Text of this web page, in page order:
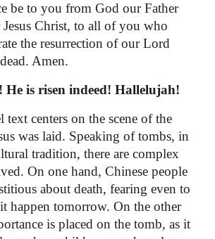
be to you from God our Father
Christ, to all of you who
the resurrection of our Lord
Amen.
He is risen indeed! Hallelujah!
text centers on the scene of the
was laid. Speaking of tombs, in
tradition, there are complex
On one hand, Chinese people
about death, fearing even to
happen tomorrow. On the other
is placed on the tomb, as it